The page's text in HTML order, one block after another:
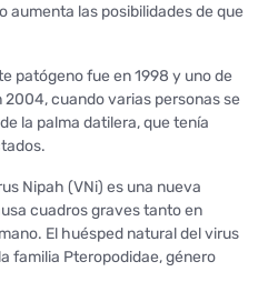
aumenta las posibilidades de que
patógeno fue en 1998 y uno de
cuando varias personas se
la palma datilera, que tenía
Nipah (VNi) es una nueva
cuadros graves tanto en
El huésped natural del virus
familia Pteropodidae, género